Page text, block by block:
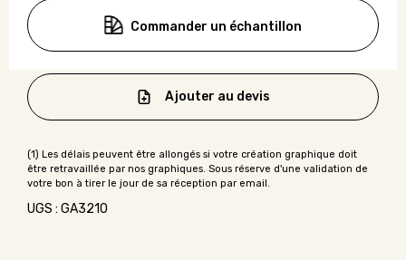
Commander un échantillon
Ajouter au devis
UGS : GA3210